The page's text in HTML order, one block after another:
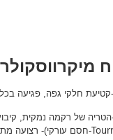
קטיעת חלקי גפה, פגיעה
הטריה של רקמה נמקית,
-חסם עורקי)- רצועה